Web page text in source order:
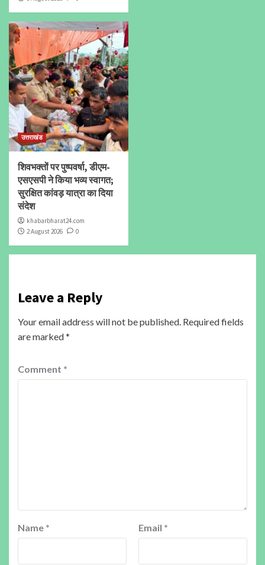
उत्तराखंड
शिवभक्तों पर पुष्पवर्षा, डीएम-
एसएसपी ने किया भव्य स्वागत;
सुरक्षित कांवड़ यात्रा का दिया
संदेश
khabarbharat24.com
2 August 2026
0
Leave a Reply
Your email address will not be published. Required fields
are marked*
Comment *
Name * Email *